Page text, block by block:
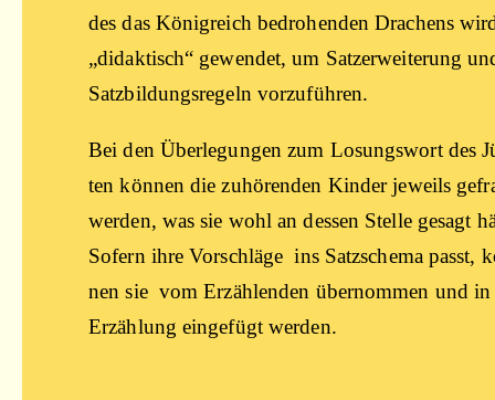
des das König­reich bedro­hen­den Dra­chens
„didak­tisch“ gewen­det, um Satz­er­wei­te­rung
Satz­bil­dungs­re­geln vorzuführen.
Bei den Über­le­gun­gen zum Losungs­wort des
ten kön­nen die zuhö­ren­den Kin­der jeweils
wer­den, was sie wohl an des­sen Stel­le gesagt
Sofern ihre Vor­schlä­ge ins Satz­sche­ma passt,
nen sie vom Erzäh­len­den über­nom­men und in
Erzäh­lung ein­ge­fügt werden.